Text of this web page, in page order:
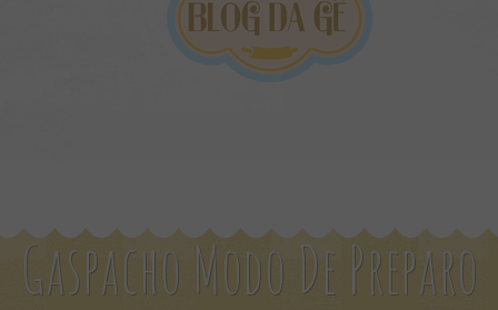
Gaspacho Modo De Preparo